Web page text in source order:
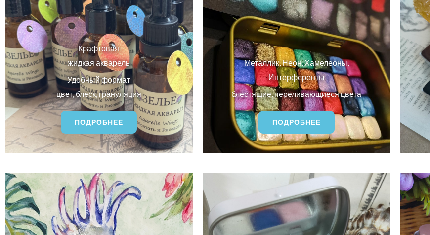
Крафтовая
жидкая акварель
Удобный формат
цвет, блеск, грануляция
ПОДРОБНЕЕ
Металлик, Неон, Хамелеоны,
Интерференты
блестящие, переливающиеся цвета
ПОДРОБНЕЕ